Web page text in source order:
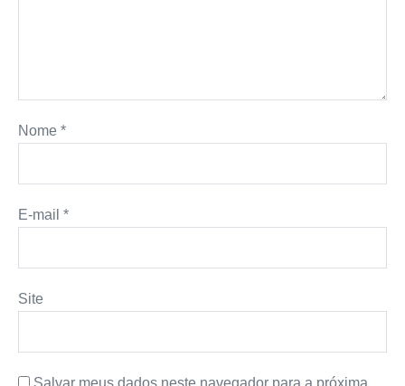
Nome *
E-mail *
Site
Salvar meus dados neste navegador para a próxima